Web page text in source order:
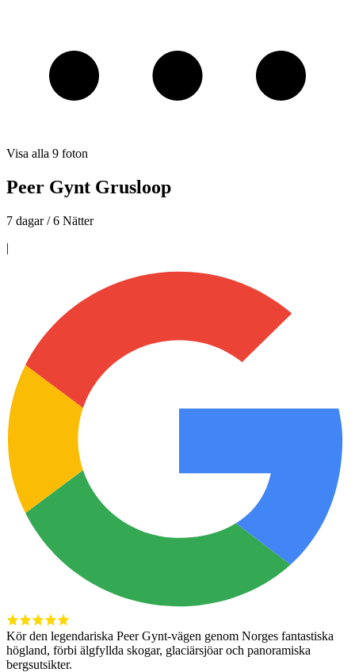
Visa alla 9 foton
Peer Gynt Grusloop
7 dagar / 6 Nätter
|
Kör den legendariska Peer Gynt-vägen genom Norges fantastiska
högland, förbi älgfyllda skogar, glaciärsjöar och panoramiska
bergsutsikter.